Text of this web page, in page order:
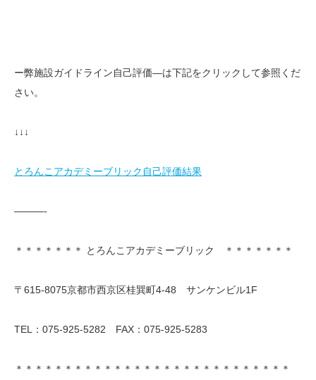
ー弊施設ガイドライン自己評価—は下記をクリックして参照くだ
さい。
↓↓↓
とろんこアカデミーブリック自己評価結果
———-
＊＊＊＊＊＊＊ とろんこアカデミーブリック ＊＊＊＊＊＊＊
〒615-8075京都市西京区桂巽町4-48 サンケンビル1F
TEL：075-925-5282 FAX：075-925-5283
＊＊＊＊＊＊＊＊＊＊＊＊＊＊＊＊＊＊＊＊＊＊＊＊＊＊＊＊